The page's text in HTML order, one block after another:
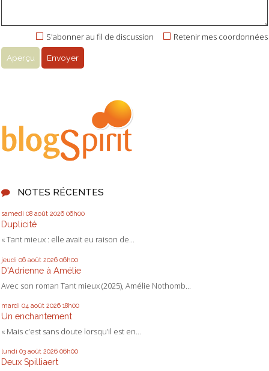
NOTES RÉCENTES
samedi 08 août 2026 06h00
Duplicité
« Tant mieux : elle avait eu raison de...
jeudi 06 août 2026 06h00
D'Adrienne à Amélie
Avec son roman Tant mieux (2025), Amélie Nothomb...
mardi 04 août 2026 18h00
Un enchantement
« Mais c’est sans doute lorsqu’il est en...
lundi 03 août 2026 06h00
Deux Spilliaert
Retenir mes coordonnées
S'abonner au fil de discussion